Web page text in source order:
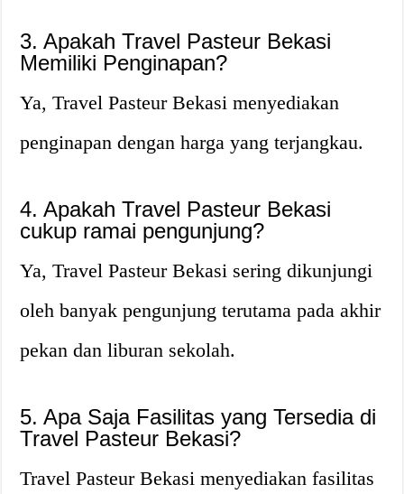
3. Apakah Travel Pasteur Bekasi
Memiliki Penginapan?
Ya, Travel Pasteur Bekasi menyediakan
penginapan dengan harga yang terjangkau.
4. Apakah Travel Pasteur Bekasi
cukup ramai pengunjung?
Ya, Travel Pasteur Bekasi sering dikunjungi
oleh banyak pengunjung terutama pada akhir
pekan dan liburan sekolah.
5. Apa Saja Fasilitas yang Tersedia di
Travel Pasteur Bekasi?
Travel Pasteur Bekasi menyediakan fasilitas